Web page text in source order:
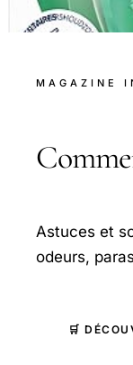
MAGAZINE
Astuces et
odeurs,
🛒